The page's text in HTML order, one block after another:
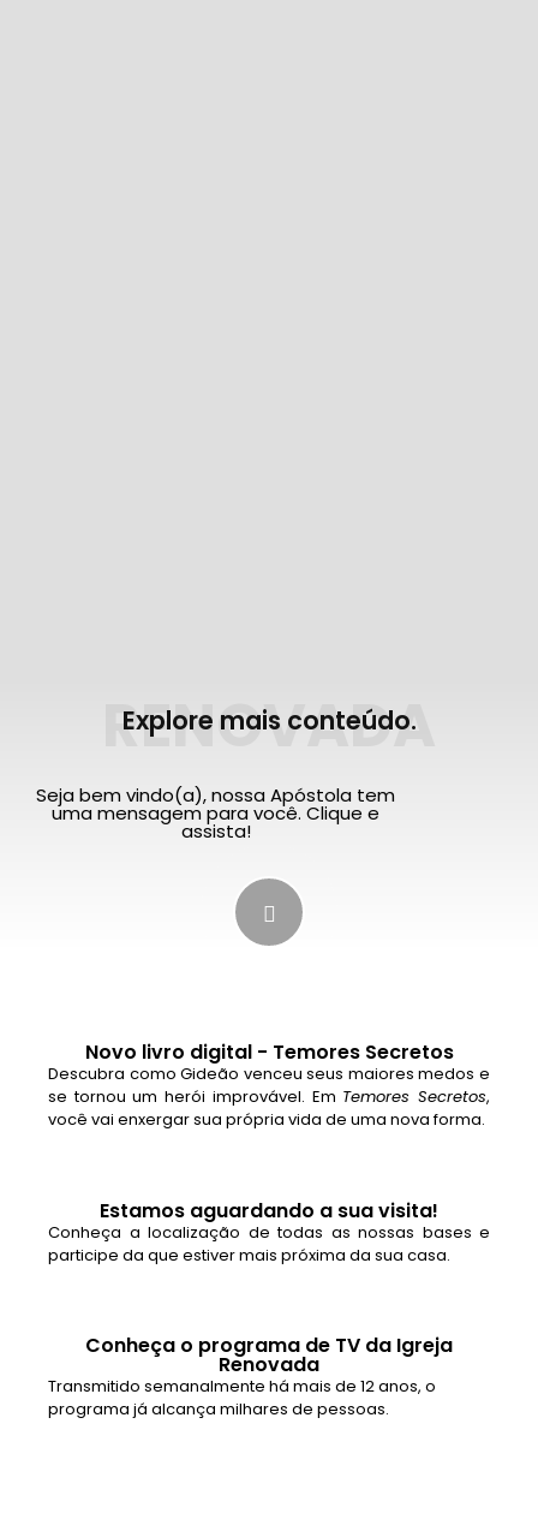
RENOVADA
Explore mais conteúdo.
Seja bem vindo(a), nossa Apóstola tem
uma mensagem para você. Clique e
assista!
Novo livro digital - Temores Secretos
Descubra como Gideão venceu seus maiores medos e
se tornou um herói improvável. Em Temores Secretos,
você vai enxergar sua própria vida de uma nova forma.
Estamos aguardando a sua visita!
Conheça a localização de todas as nossas bases e
participe da que estiver mais próxima da sua casa.
Conheça o programa de TV da Igreja
Renovada
Transmitido semanalmente há mais de 12 anos, o
programa já alcança milhares de pessoas.